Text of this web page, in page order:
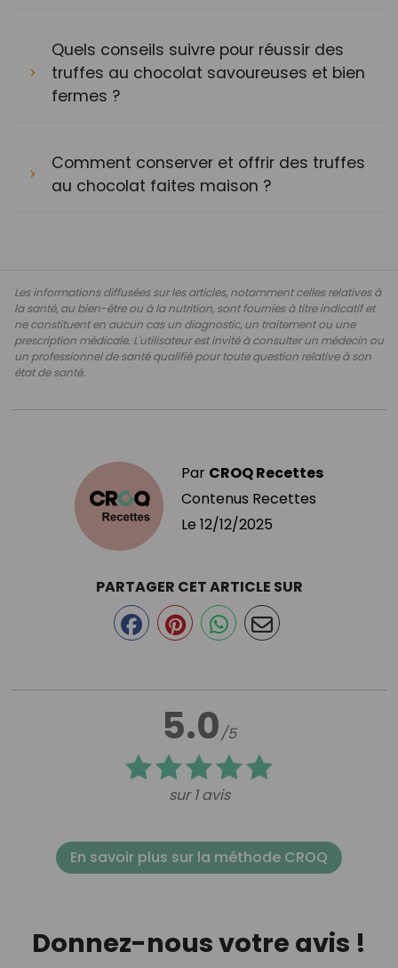
Quels conseils suivre pour réussir des
truffes au chocolat savoureuses et bien
fermes ?
Comment conserver et offrir des truffes
au chocolat faites maison ?
Les informations diffusées sur les articles, notamment celles relatives à
la santé, au bien-être ou à la nutrition, sont fournies à titre indicatif et
ne constituent en aucun cas un diagnostic, un traitement ou une
prescription médicale. L'utilisateur est invité à consulter un médecin ou
un professionnel de santé qualifié pour toute question relative à son
état de santé.
Par CROQ Recettes
Contenus Recettes
Le 12/12/2025
5.0/5
sur 1 avis
PARTAGER CET ARTICLE SUR
En savoir plus sur la méthode CROQ
Donnez-nous votre avis !